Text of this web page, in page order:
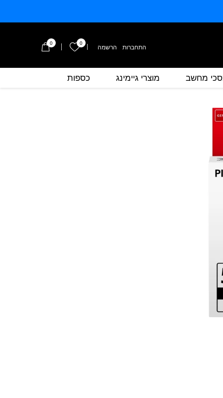
התחברות הרשמה 0 הרשימה שלי
0
מחשב מוצרי גיימינג כספות